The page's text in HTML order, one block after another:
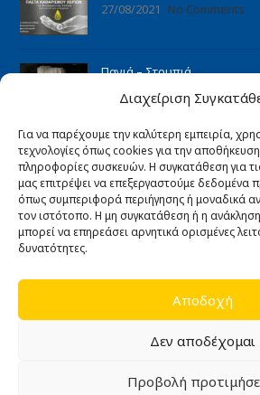
Διαχείριση
Για να παρέχουμε την καλύτερη εμπειρία,
τεχνολογίες όπως cookies για την
πληροφορίες συσκευών. Η συγκατάθεση για
μας επιτρέψει να επεξεργαστούμε
όπως συμπεριφορά περιήγησης ή μοναδικά
τον ιστότοπο. Η μη συγκατάθεση ή η
μπορεί να επηρεάσει αρνητικά ορισμένες
δυνατότητες.
Αποδοχή
Δεν αποδέχομαι
Προβολή
27/08/2021
No Comments
Πανιά – Στουπιά
27/08/2021 No Comments
ΠΛΗΡΟΦΟΡΊΕΣ
Αρχική
Ποιοι είμαστε
Άρθρα
Επικοινωνία
Εγγύηση καλής λειτουργίας
Πολιτική Απορρήτου